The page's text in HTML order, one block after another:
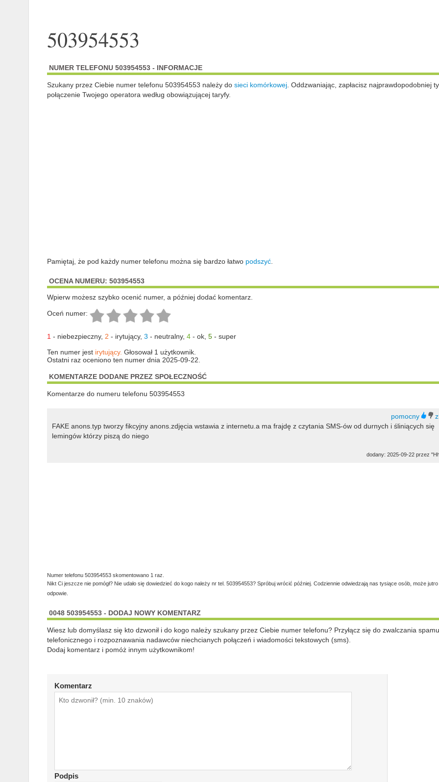
503954553
NUMER TELEFONU 503954553 - INFORMACJE
Szukany przez Ciebie numer telefonu 503954553 należy do sieci komórkowej. Oddzwaniając, zapłacisz najprawdopodobniej
połączenie Twojego operatora według obowiązującej taryfy.
Pamiętaj, że pod każdy numer telefonu można się bardzo łatwo podszyć.
OCENA NUMERU: 503954553
Wpierw możesz szybko ocenić numer, a później dodać komentarz.
Oceń numer:
1- niebezpieczny, 2 - irytujący, 3 - neutralny, 4- ok, 5- super
Ten numer jest irytujący. Głosował 1 użytkownik.
Ostatni raz oceniono ten numer dnia 2025-09-22.
KOMENTARZE DODANE PRZEZ SPOŁECZNOŚĆ
Komentarze do numeru telefonu 503954553
FAKE anons.typ tworzy fikcyjny anons.zdjęcia wstawia z internetu.a ma frajdę z czytania SMS-ów od durnych i śliniących się
lemingów którzy piszą do niego
dodany: 2025-09-22 przez
Numer telefonu 503954553 skomentowano 1 raz.
Nikt Ci jeszcze nie pomógł? Nie udało się dowiedzieć do kogo należy nr tel. 503954553? Spróbuj wrócić później. Codziennie odwiedzają nas tysiące osób, może
odpowie.
0048 503954553 - DODAJ NOWY KOMENTARZ
Wiesz lub domyślasz się kto dzwonił i do kogo należy szukany przez Ciebie numer telefonu? Przyłącz się do zwalczania spamu
telefonicznego i rozpoznawania nadawców niechcianych połączeń i wiadomości tekstowych (sms).
Dodaj komentarz i pomóż innym użytkownikom!
Komentarz
Podpis